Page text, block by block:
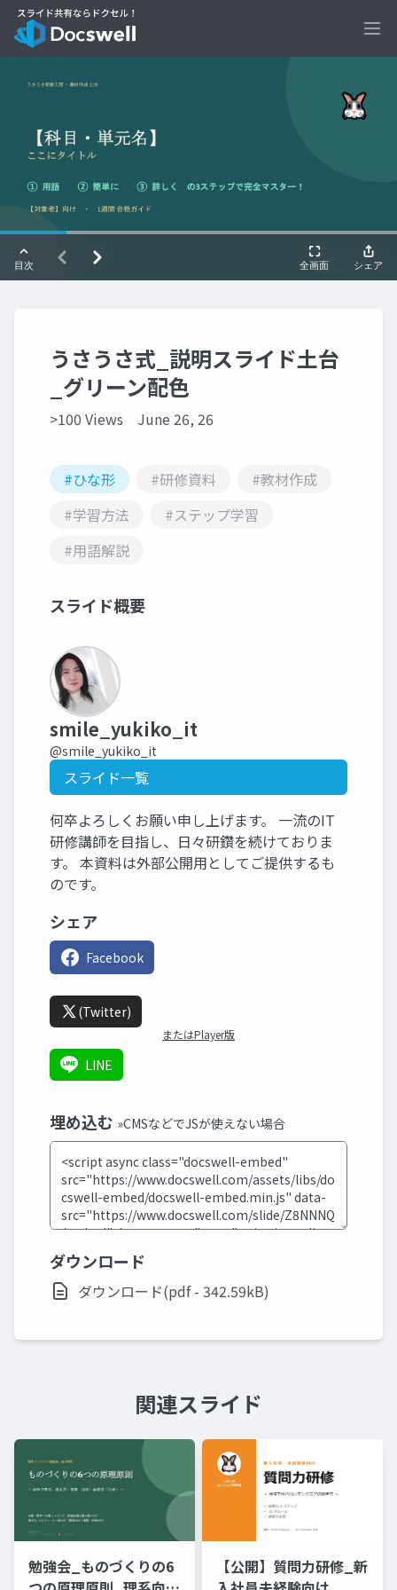
うさうさ式_説明スライド土台
_グリーン配色
>100 Views June 26, 26
#ひな形 #研修資料
#教材作成
#学習方法
#ステップ学習
#用語解説
スライド概要
smile_yukiko_it
@smile_yukiko_it
スライド一覧
何卒よろしくお願い申し上げます。 一流のIT
研修講師を目指し、日々研鑽を続けておりま
す。 本資料は外部公開用としてご提供するも
のです。
シェア
Facebook
(Twitter)
またはPlayer版
LINE
埋め込む »CMSなどでJSが使えない場合
ダウンロード
ダウンロード(pdf - 342.59kB)
関連スライド
勉強会_ものづくりの6
【公開】質問力研修_新